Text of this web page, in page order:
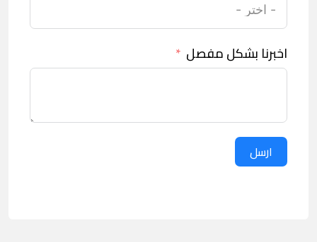
اخبرنا بشكل مفصل
ارسل